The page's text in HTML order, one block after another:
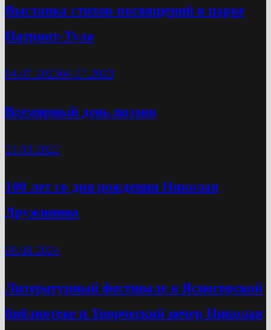
Выставка стихов-посвящений в парке
Патриот-Тула
04.07.202304.07.2023
Всемирный день поэзии
21.03.2022
100 лет со дня рождения Николая
Дружинина
09.08.2024
Литературный фестивале в Ясногорской
библиотеке и Творческий вечер Николая